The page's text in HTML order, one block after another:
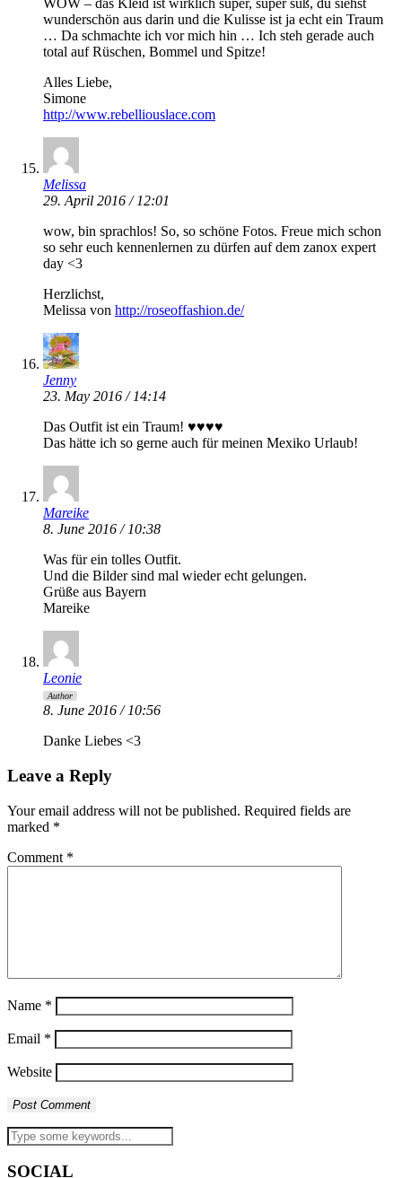
WOW – das Kleid ist wirklich super, super süß, du siehst
wunderschön aus darin und die Kulisse ist ja echt ein Traum
… Da schmachte ich vor mich hin … Ich steh gerade auch
total auf Rüschen, Bommel und Spitze!
Alles Liebe,
Simone
http://www.rebelliouslace.com
Melissa
29. April 2016 / 12:01
wow, bin sprachlos! So, so schöne Fotos. Freue mich schon
so sehr euch kennenlernen zu dürfen auf dem zanox expert
day <3
Herzlichst,
Melissa von http://roseoffashion.de/
Jenny
23. May 2016 / 14:14
Das Outfit ist ein Traum! ♥♥♥♥
Das hätte ich so gerne auch für meinen Mexiko Urlaub!
Mareike
8. June 2016 / 10:38
Was für ein tolles Outfit.
Und die Bilder sind mal wieder echt gelungen.
Grüße aus Bayern
Mareike
Leonie
Author
8. June 2016 / 10:56
Danke Liebes <3
Leave a Reply
Your email address will not be published. Required fields are
marked *
Comment *
Name *
Email *
Website
SOCIAL